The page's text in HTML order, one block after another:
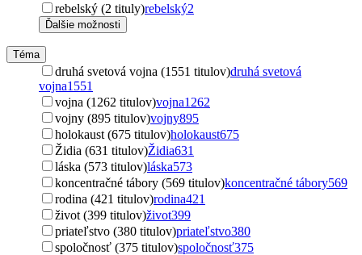
rebelský (2 tituly)rebelský2
Ďalšie možnosti
Téma
druhá svetová vojna (1551 titulov)druhá svetová
vojna1551
vojna (1262 titulov)vojna1262
vojny (895 titulov)vojny895
holokaust (675 titulov)holokaust675
Židia (631 titulov)Židia631
láska (573 titulov)láska573
koncentračné tábory (569 titulov)koncentračné tábory569
rodina (421 titulov)rodina421
život (399 titulov)život399
priateľstvo (380 titulov)priateľstvo380
spoločnosť (375 titulov)spoločnosť375